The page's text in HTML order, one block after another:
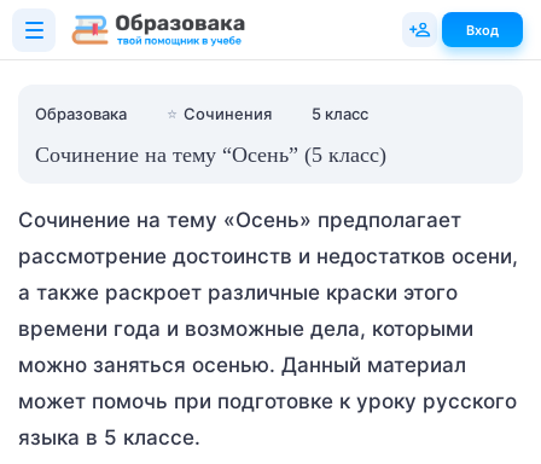
Образовака ⭐ Сочинения 5 класс
Сочинение на тему “Осень” (5 класс)
Сочинение на тему «Осень» предполагает
рассмотрение достоинств и недостатков осени,
а также раскроет различные краски этого
времени года и возможные дела, которыми
можно заняться осенью. Данный материал
может помочь при подготовке к уроку русского
языка в 5 классе.
Вход